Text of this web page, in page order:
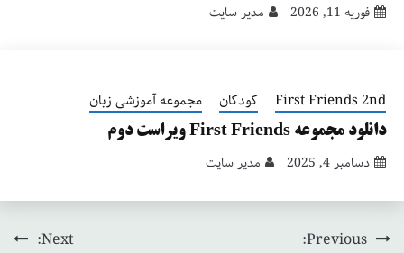
فوریه 11, 2026 مدیر سایت
First Friends 2nd کودکان مجموعه آموزشی زبان
دانلود مجموعه First Friends ویراست دوم
دسامبر 4, 2025 مدیر سایت
راهبری
Previous:
Next: